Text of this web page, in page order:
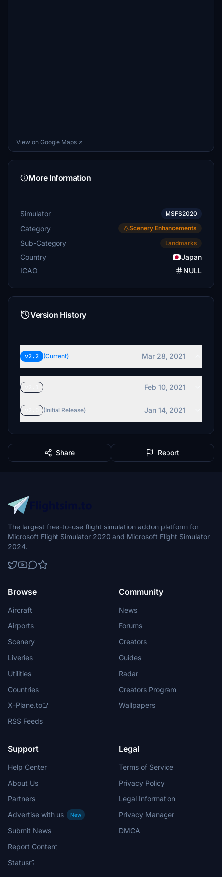
View on Google Maps ↗
More Information
Simulator MSFS2020
Category Scenery Enhancements
Sub-Category Landmarks
Country
Japan
ICAO
NULL
Version History
v2.2 (Current) Mar 28, 2021
Feb 10, 2021
(Initial Release) Jan 14, 2021
Share Report
The largest free-to-use flight simulation addon platform for
Microsoft Flight Simulator 2020 and Microsoft Flight Simulator
2024.
Browse
Aircraft
Airports
Scenery
Liveries
Utilities
Countries
X-Plane.to
RSS Feeds
Community
News
Forums
Creators
Guides
Radar
Creators Program
Wallpapers
Support
Help Center
About Us
Partners
Advertise with us
New
Submit News
Report Content
Status
Legal
Terms of Service
Privacy Policy
Legal Information
Privacy Manager
DMCA